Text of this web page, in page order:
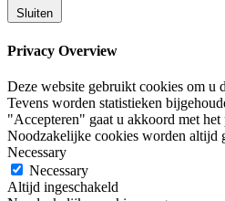
Sluiten
Privacy Overview
Deze website gebruikt cookies om u
Tevens worden statistieken
"Accepteren" gaat u akkoord met het
Noodzakelijke cookies worden altijd
Necessary
Necessary
Altijd ingeschakeld